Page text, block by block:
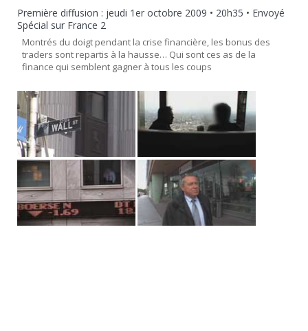
Première diffusion : jeudi 1er octobre 2009 • 20h35 • Envoyé
Spécial sur France 2
Montrés du doigt pendant la crise financière, les bonus des
traders sont repartis à la hausse… Qui sont ces as de la
finance qui semblent gagner à tous les coups